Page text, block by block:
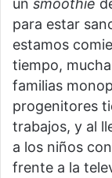
para estar
estamos
tiempo,
familias
progenitores
trabajos, y al
a los niños
frente a la